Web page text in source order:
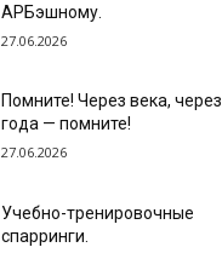
АРБэшному.
27.06.2026
Помните! Через века, через
года — помните!
27.06.2026
Учебно-тренировочные
спарринги.